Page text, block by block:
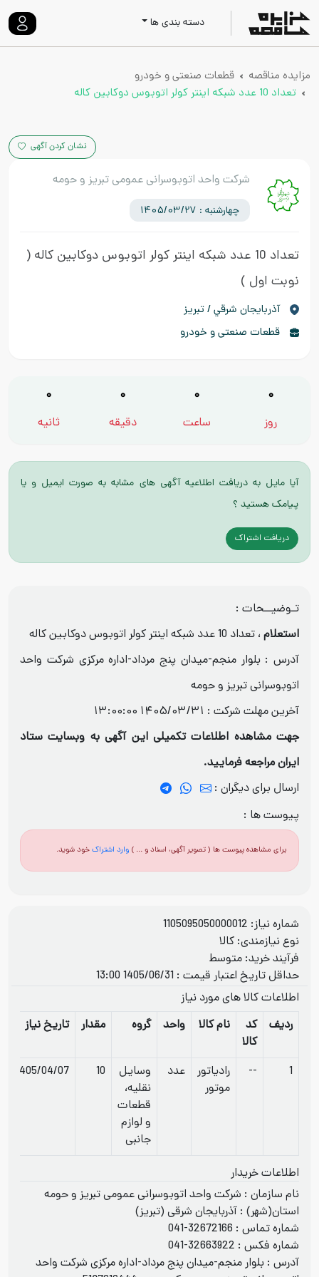
دسته بندی ها
مزایده مناقصه
قطعات صنعتی و خودرو
تعداد 10 عدد شبکه اینتر کولر اتوبوس دوکابین کاله
نشان کردن آگهی
شرکت واحد اتوبوسرانی عمومی تبریز و حومه
چهارشنبه : 1405/03/27
تعداد 10 عدد شبکه اینتر کولر اتوبوس دوکابین کاله
(
نوبت اول )
آذربايجان شرقي / تبریز
قطعات صنعتی و خودرو
0
روز
0
ساعت
0
دقیقه
0
ثانیه
آیا مایل به دریافت اطلاعیه آگهی های مشابه به صورت ایمیل و یا
پیامک هستید ؟
دریافت اشتراک
تـوضیــحات :
استعلام ، تعداد 10 عدد شبکه اینتر کولر اتوبوس دوکابین کاله
آدرس : بلوار منجم-میدان پنج مرداد-اداره مرکزی شرکت واحد
اتوبوسرانی تبریز و حومه
آخرین مهلت شرکت : 1405/03/31 13:00:00
جهت مشاهده اطلاعات تکمیلی این آگهی به وبسایت ستاد
ایران مراجعه فرمایید.
ارسال برای دیگران :
پیوست ها :
برای مشاهده پیوست ها ( تصویر آگهی، اسناد و ... ) وارد اشتراکخود شوید.
شماره نیاز: 1105095050000012
نوع نیازمندی: کالا
فرآيند خريد: متوسط
حداقل تاریخ اعتبار قیمت : 1405/06/31 13:00
اطلاعات کالا های مورد نیاز
ردیف
کد
کالا
نام کالا واحد گروه مقدار تاریخ نیاز
1
--
رادیاتور
موتور
عدد
وسایل
نقلیه،
قطعات
و لوازم
جانبی
10
1405/04/07
اطلاعات خریدار
نام سازمان : شرکت واحد اتوبوسرانی عمومی تبریز و حومه
استان(شهر) : آذربایجان شرقی (تبریز)
شماره تماس : 041-32672166
شماره فکس : 041-32663922
آدرس : بلوار منجم-میدان پنج مرداد-اداره مرکزی شرکت واحد